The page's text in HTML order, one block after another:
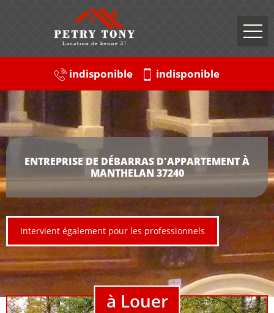
indisponible indisponible
ENTREPRISE DE DÉBARRAS D'APPARTEMENT À
MANTHELAN 37240
Intervient également pour les professionnels
à Louer